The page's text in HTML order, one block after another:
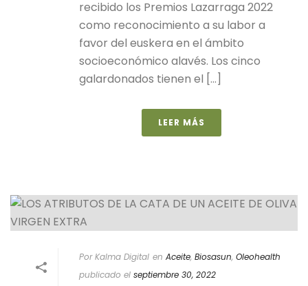
recibido los Premios Lazarraga 2022
como reconocimiento a su labor a
favor del euskera en el ámbito
socioeconómico alavés. Los cinco
galardonados tienen el [...]
LEER MÁS
Por Kalma Digital en Aceite, Biosasun, Oleohealth
publicado el septiembre 30, 2022